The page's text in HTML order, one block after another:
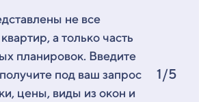
не все
а только часть
планировок. Введите
под ваш запрос
цены, виды из окон и
1/5